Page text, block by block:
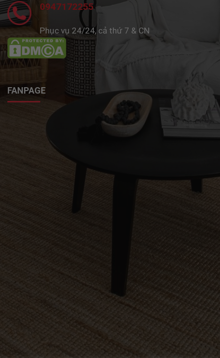
0947172255
Phục vụ 24/24, cả thứ 7 & CN
FANPAGE